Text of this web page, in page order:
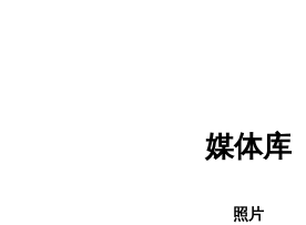
媒体库
照片